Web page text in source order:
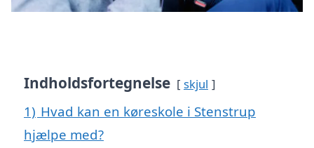
Indholdsfortegnelse skjul
1) Hvad kan en køreskole i Stenstrup
hjælpe med?